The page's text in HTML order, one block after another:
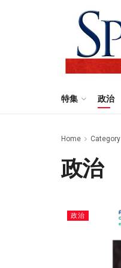
特集 政治
Home Category
政治
政治